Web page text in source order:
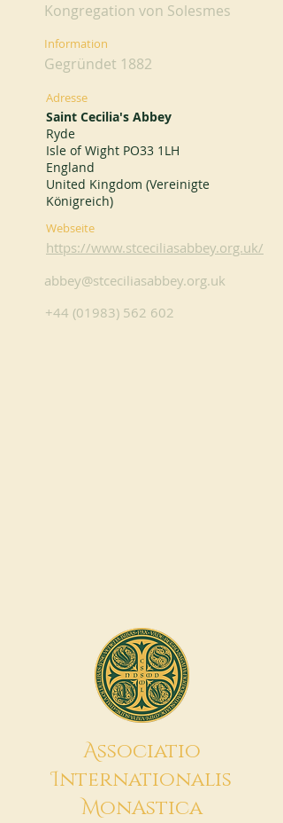
Kongregation von Solesmes
Information
Gegründet 1882
Adresse
Saint Cecilia's Abbey
Ryde
Isle of Wight PO33 1LH
England
United Kingdom (Vereinigte
Königreich)
Webseite
https://www.stceciliasabbey.org.uk/
abbey@stceciliasabbey.org.uk
+44 (01983) 562 602
Associatio
Internationalis
MonAstica